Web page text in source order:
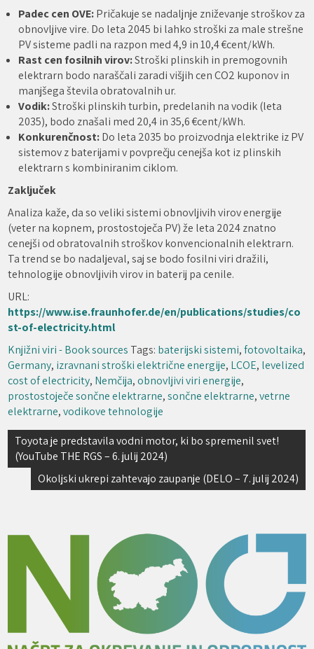
Padec cen OVE:Pričakuje se nadaljnje zniževanje stroškov za
obnovljive vire. Do leta 2045 bi lahko stroški za male strešne
PV sisteme padli na razpon med 4,9 in 10,4 €cent/kWh.
Rast cen fosilnih virov:Stroški plinskih in premogovnih
elektrarn bodo naraščali zaradi višjih cen CO2 kuponov in
manjšega števila obratovalnih ur.
Vodik:Stroški plinskih turbin, predelanih na vodik (leta
2035), bodo znašali med 20,4 in 35,6 €cent/kWh.
Konkurenčnost:Do leta 2035 bo proizvodnja elektrike iz PV
sistemov z baterijami v povprečju cenejša kot iz plinskih
elektrarn s kombiniranim ciklom.
Zaključek
Analiza kaže, da so veliki sistemi obnovljivih virov energije
(veter na kopnem, prostostoječa PV) že leta 2024 znatno
cenejši od obratovalnih stroškov konvencionalnih elektrarn.
Ta trend se bo nadaljeval, saj se bodo fosilni viri dražili,
tehnologije obnovljivih virov in baterij pa cenile.
URL:
https://www.ise.fraunhofer.de/en/publications/studies/co
st-of-electricity.html
Knjižni viri - Book sources Tags: baterijski sistemi,fotovoltaika,
Germany, izravnani stroški električne energije, LCOE, levelized
cost of electricity, Nemčija,obnovljivi viri energije,
prostostoječe sončne elektrarne,sončne elektrarne,vetrne
elektrarne,vodikove tehnologije
Navigacija
prispevka
Toyota je predstavila vodni motor, ki bo spremenil svet!
(YouTube THE RGS – 6. julij 2024)
Okoljski ukrepi zahtevajo zaupanje (DELO – 7. julij 2024)